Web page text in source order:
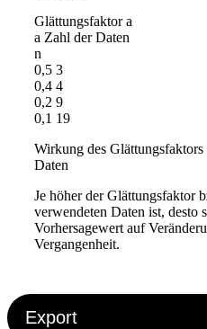
Glättungsfaktor a
a Zahl der Daten
n
0,5 3
0,4 4
0,2 9
0,1 19
Wirkung des
Daten
Je höher der Glättungsfaktor
verwendeten Daten ist, desto
Vorhersagewert auf
Vergangenheit.
Export